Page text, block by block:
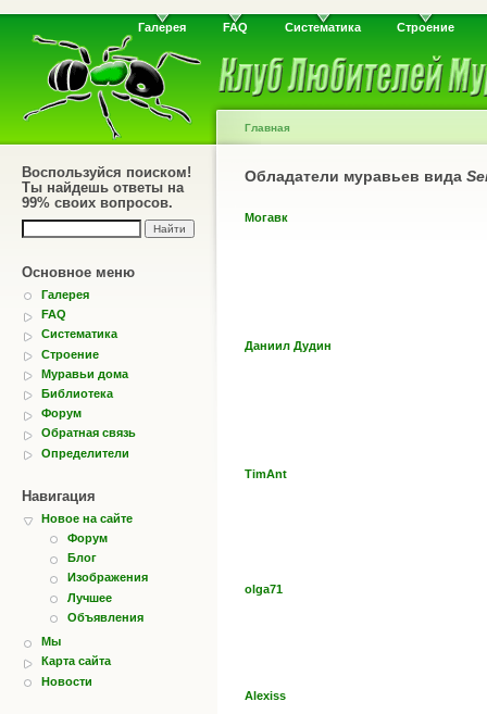
Галерея FAQ Систематика Строение
Воспользуйся поиском!
Ты найдешь ответы на
99% своих вопросов.
Основное меню
Галерея
FAQ
Систематика
Строение
Муравьи дома
Библиотека
Форум
Обратная связь
Определители
Навигация
Новое на сайте
Форум
Блог
Изображения
Лучшее
Объявления
Мы
Карта сайта
Новости
Главная
Обладатели муравьев вида
Могавк
Даниил Дудин
TimAnt
olga71
Alexiss